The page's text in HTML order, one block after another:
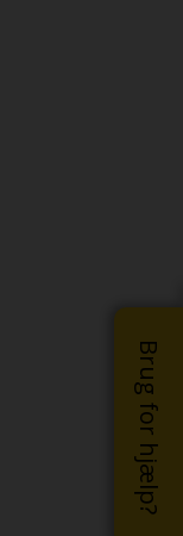
Brug for hjælp?